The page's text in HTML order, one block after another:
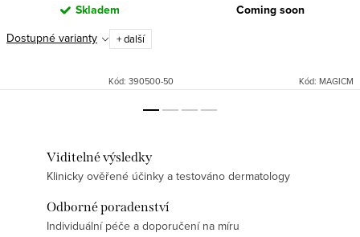
Skladem
Dostupné varianty
+ další
Kód: 390500-50
Coming soon
Kód: MAGICM
Viditelné výsledky
Klinicky ověřené účinky a testováno dermatology
Odborné poradenství
Individuální péče a doporučení na míru